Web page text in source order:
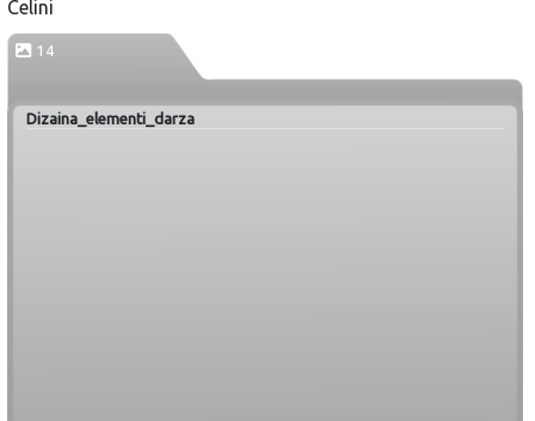
Celini
14
Dizaina_elementi_darza